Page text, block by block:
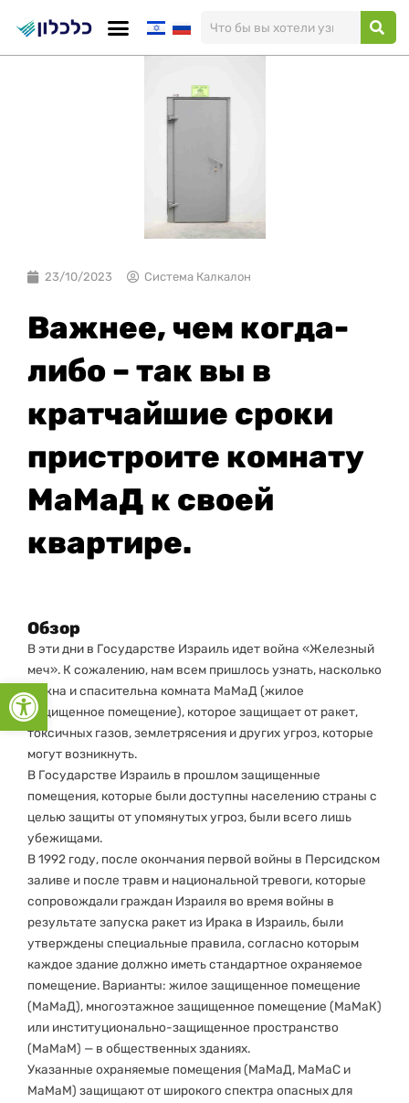
Открыть панель инструментов
содержимому
23/10/2023 Система Калкалон
Важнее, чем когда-
либо – так вы в
кратчайшие сроки
пристроите комнату
МаМаД к своей
квартире.
Обзор
В эти дни в Государстве Израиль идет война «Железный
меч». К сожалению, нам всем пришлось узнать, насколько
важна и спасительна комната МаМаД (жилое
защищенное помещение), которое защищает от ракет,
токсичных газов, землетрясения и других угроз, которые
могут возникнуть.
В Государстве Израиль в прошлом защищенные
помещения, которые были доступны населению страны с
целью защиты от упомянутых угроз, были всего лишь
убежищами.
В 1992 году, после окончания первой войны в Персидском
заливе и после травм и национальной тревоги, которые
сопровождали граждан Израиля во время войны в
результате запуска ракет из Ирака в Израиль, были
утверждены специальные правила, согласно которым
каждое здание должно иметь стандартное охраняемое
помещение. Варианты: жилое защищенное помещение
(МаМаД), многоэтажное защищенное помещение (МаМаК)
или институционально-защищенное пространство
(МаМаМ) — в общественных зданиях.
Указанные охраняемые помещения (МаМаД, МаМаС и
МаМаМ) защищают от широкого спектра опасных для